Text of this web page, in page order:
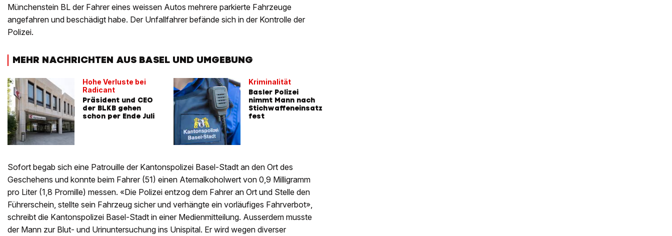
Münchenstein BL der Fahrer eines weissen Autos mehrere parkierte Fahrzeuge
angefahren und beschädigt habe. Der Unfallfahrer befände sich in der Kontrolle der
Polizei.
MEHR NACHRICHTEN AUS BASEL UND UMGEBUNG
Hohe Verluste bei
Radicant
Präsident und CEO
der BLKB gehen
schon per Ende Juli
Kriminalität
Basler Polizei
nimmt Mann nach
Stichwaffeneinsatz
fest
Sofort begab sich eine Patrouille der Kantonspolizei Basel-Stadt an den Ort des
Geschehens und konnte beim Fahrer (51) einen Atemalkoholwert von 0,9 Milligramm
pro Liter (1,8 Promille) messen. «Die Polizei entzog dem Fahrer an Ort und Stelle den
Führerschein, stellte sein Fahrzeug sicher und verhängte ein vorläufiges Fahrverbot»,
schreibt die Kantonspolizei Basel-Stadt in einer Medienmitteilung. Ausserdem musste
der Mann zur Blut- und Urinuntersuchung ins Unispital. Er wird wegen diverser